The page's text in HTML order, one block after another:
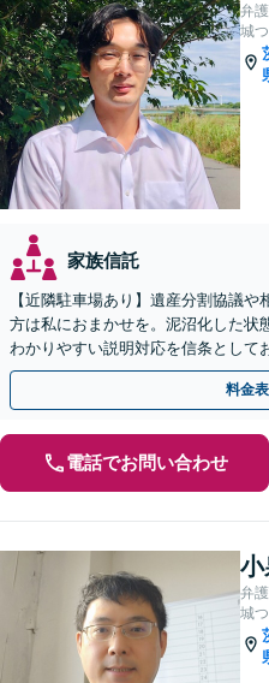
弁
城
家族信託
【近隣駐車場あり】遺産分割協議
方は私におまかせを。泥沼化した状
わかりやすい説明対応を信条として
テラス利用可】【休日・夜間対応可
料金
電話でお問い合わせ
弁
城